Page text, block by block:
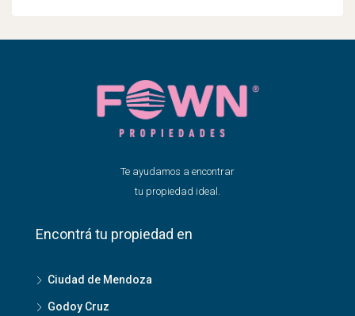
Te ayudamos a encontrar
tu propiedad ideal.
Encontrá tu propiedad en
Ciudad de Mendoza
Godoy Cruz